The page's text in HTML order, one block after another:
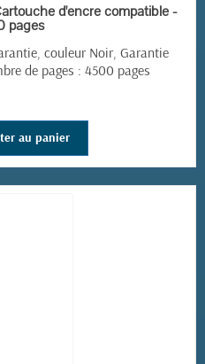
d'encre compatible -
pages
couleur Noir, Garantie
de pages : 4500 pages
au panier